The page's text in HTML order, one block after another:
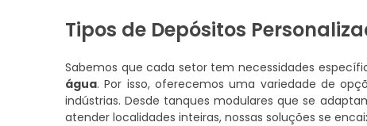
Tipos de Depósitos
Sabemos que cada setor tem necessidades
água. Por isso, oferecemos uma variedade de
indústrias. Desde tanques modulares que se
atender localidades inteiras, nossas soluções se